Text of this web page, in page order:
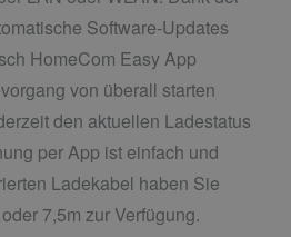
Software-Updates
HomeCom Easy App
von überall starten
den aktuellen Ladestatus
per App ist einfach und
Ladekabel haben Sie
7,5m zur Verfügung.